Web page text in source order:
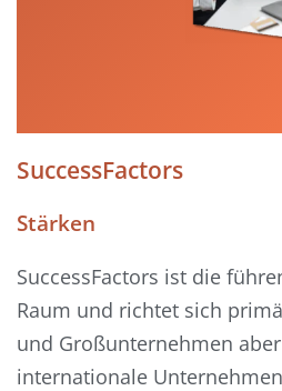
SuccessFactors
Stärken
SuccessFactors ist die
Raum und richtet sich
und Großunternehmen
internationale